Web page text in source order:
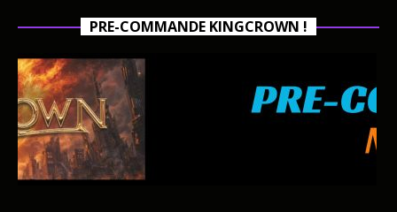
PRE-COMMANDE KINGCROWN !